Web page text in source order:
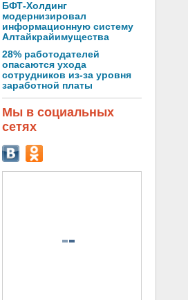
БФТ-Холдинг
модернизировал
информационную систему
Алтайкрайимущества
28% работодателей
опасаются ухода
сотрудников из-за уровня
заработной платы
Мы в социальных
сетях